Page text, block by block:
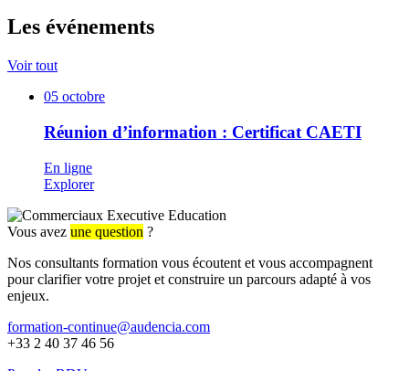
Les événements
Voir tout
05 octobre
Réunion d’information : Certificat CAETI
En ligne
Explorer
Vous avez une question ?
Nos consultants formation vous écoutent et vous accompagnent
pour clarifier votre projet et construire un parcours adapté à vos
enjeux.
formation-continue@audencia.com
+33 2 40 37 46 56